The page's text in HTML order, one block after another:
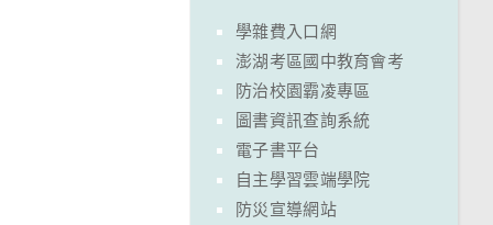
學雜費入口網
澎湖考區國中教育會考
防治校園霸凌專區
圖書資訊查詢系統
電子書平台
自主學習雲端學院
防災宣導網站